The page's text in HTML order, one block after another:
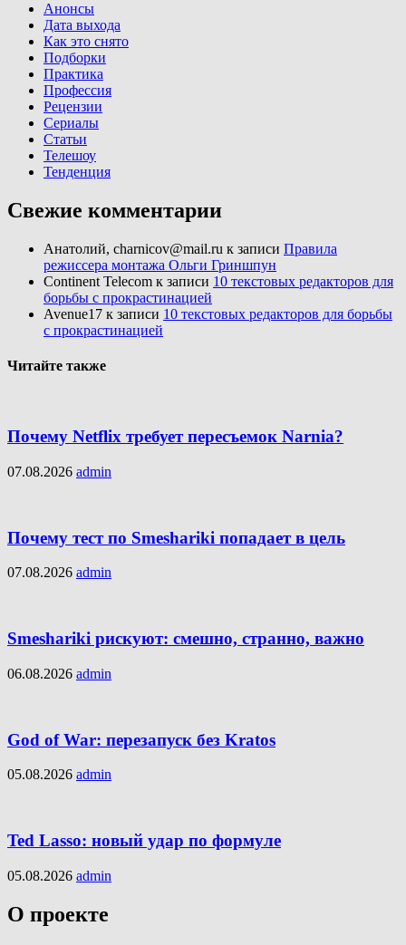
Анонсы
Дата выхода
Как это снято
Подборки
Практика
Профессия
Рецензии
Сериалы
Статьи
Телешоу
Тенденция
Свежие комментарии
Анатолий, charnicov@mail.ru к записи Правила
режиссера монтажа Ольги Гриншпун
Continent Telecom к записи 10 текстовых редакторов для
борьбы с прокрастинацией
Avenue17 к записи 10 текстовых редакторов для борьбы
с прокрастинацией
Читайте также
Почему Netflix требует пересъемок Narnia?
07.08.2026 admin
Почему тест по Smeshariki попадает в цель
07.08.2026 admin
Smeshariki рискуют: смешно, странно, важно
06.08.2026 admin
God of War: перезапуск без Kratos
05.08.2026 admin
Ted Lasso: новый удар по формуле
05.08.2026 admin
О проекте